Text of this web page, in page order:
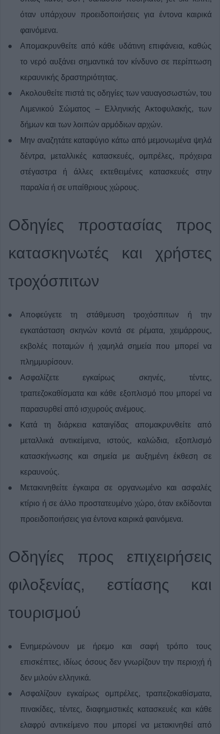
όταν υπάρχουν προειδοποιήσεις για έντονα καιρικά
φαινόμενα.
Απομακρυνθείτε από κάθε υδάτινη επιφάνεια, καθώς
το νερό αυξάνει σημαντικά τον κίνδυνο σε περίπτωση
κεραυνικής δραστηριότητας.
Ακολουθείτε πιστά τις οδηγίες των ναυαγοσωστών, του
Λιμενικού Σώματος – Ελληνικής Ακτοφυλακής, των
δήμων και των λοιπών αρμόδιων αρχών.
Μην αναζητάτε καταφύγιο κάτω από μεμονωμένα ψηλά
δέντρα, μεταλλικές κατασκευές, ομπρέλες, πρόχειρα
στέγαστρα ή άλλες εκτεθειμένες κατασκευές στην
παραλία ή σε υπαίθριους χώρους.
Οδηγίες προστασίας προς
κατασκηνωτές και χρήστες
τροχόσπιτων
Αποφεύγετε τη στάθμευση τροχόσπιτων ή την
εγκατάσταση σκηνών κοντά σε ρέματα, χειμάρρους,
εκβολές ποταμών ή χαμηλά σημεία που μπορεί να
πλημμυρίσουν.
Ασφαλίζετε εγκαίρως σκηνές, τέντες,
τραπεζοκαθίσματα και κάθε εξοπλισμό που μπορεί να
παρασυρθεί από ισχυρούς ανέμους.
Κατά τη διάρκεια καταιγίδας απομακρυνθείτε από
μεταλλικά αντικείμενα, ιστούς, καλώδια, εξοπλισμό
κατασκήνωσης και σημεία με αυξημένη έκθεση σε
κεραυνούς.
Μετακινηθείτε έγκαιρα σε οργανωμένο και ασφαλές
κτίριο ή σε άλλο προστατευμένο χώρο, όταν εκδίδονται
προειδοποιήσεις για έντονα καιρικά φαινόμενα.
Οδηγίες προς επιχειρήσεις
φιλοξενίας, εστίασης και
τουρισμού
Ενημερώνουν με ήρεμο και σαφή τρόπο τους
επισκέπτες, ιδίως όσους δεν γνωρίζουν την περιοχή ή
δεν μιλούν ελληνικά.
Ασφαλίζουν εγκαίρως ομπρέλες, τραπεζοκαθίσματα,
πινακίδες, τέντες, διαφημιστικές κατασκευές και κάθε
ελαφρύ αντικείμενο που μπορεί να μετακινηθεί από